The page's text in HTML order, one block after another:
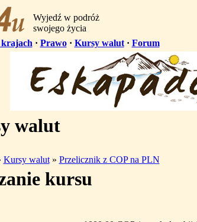
Wyjedź w podróż
swojego życia
· Prawo· Kursy walut· Forum
walut
Kursy walut» Przelicznik z COP na PLN
kursu